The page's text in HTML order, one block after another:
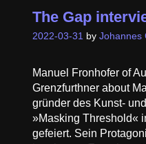
The Gap
2022-03-31 by Johannes
Manuel Fronhofer of
Grenzfurthner about
gründer des Kunst-
»Masking Threshold«
gefeiert. Sein